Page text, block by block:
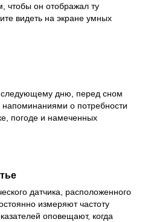
чтобы он отображал ту
видеть на экране умных
следующему дню, перед сном
напоминаниями о потребности
погоде и намеченных
датчика, расположенного
измеряют частоту
оповещают, когда